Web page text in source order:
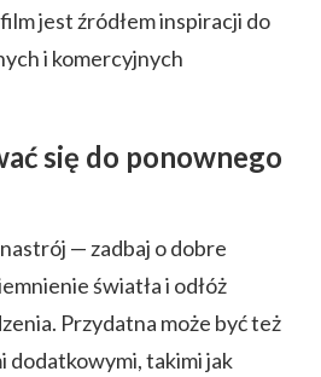
jest źródłem inspiracji do
i komercyjnych
się do ponownego
— zadbaj o dobre
światła i odłóż
Przydatna może być też
dodatkowymi, takimi jak